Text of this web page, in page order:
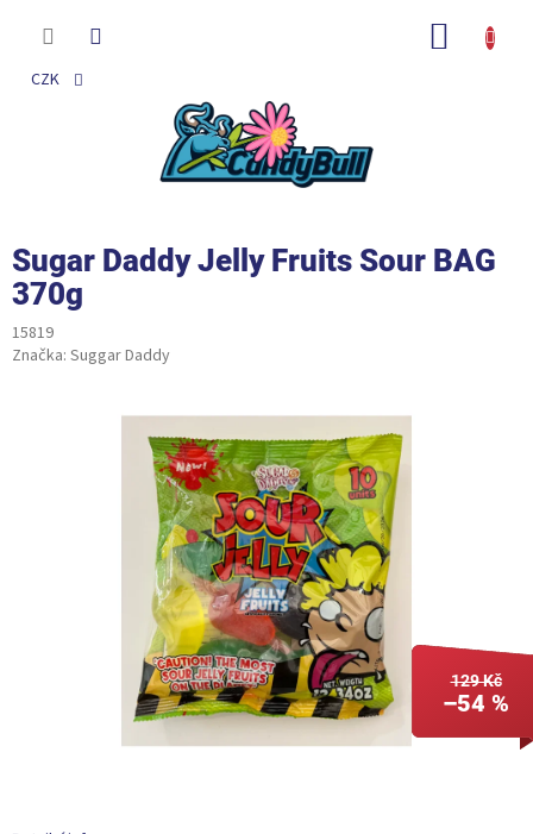
CZK
Sugar Daddy Jelly Fruits Sour BAG
370g
15819
Značka: Suggar Daddy
129 Kč
–54 %